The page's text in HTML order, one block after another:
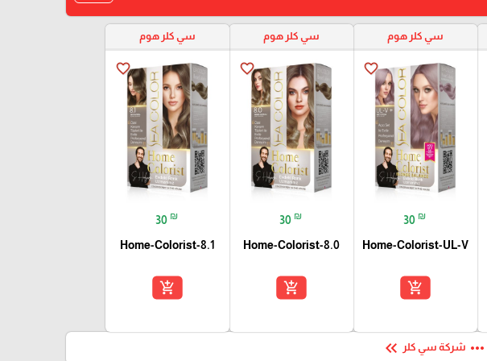
سي كلر هوم
favorite_border
30 ₪
Home-Colorist-UL-V
add_shopping_cart
سي كلر هوم
favorite_border
30 ₪
Home-Colorist-8.0
add_shopping_cart
سي كلر هوم
favorite_border
30 ₪
Home-Colorist-8.1
add_shopping_cart
more_horiz شركة سي كلر keyboard_double_arrow_left